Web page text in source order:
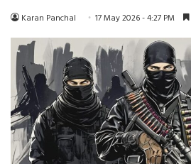
Karan Panchal 17 May 2026 - 4:27 PM